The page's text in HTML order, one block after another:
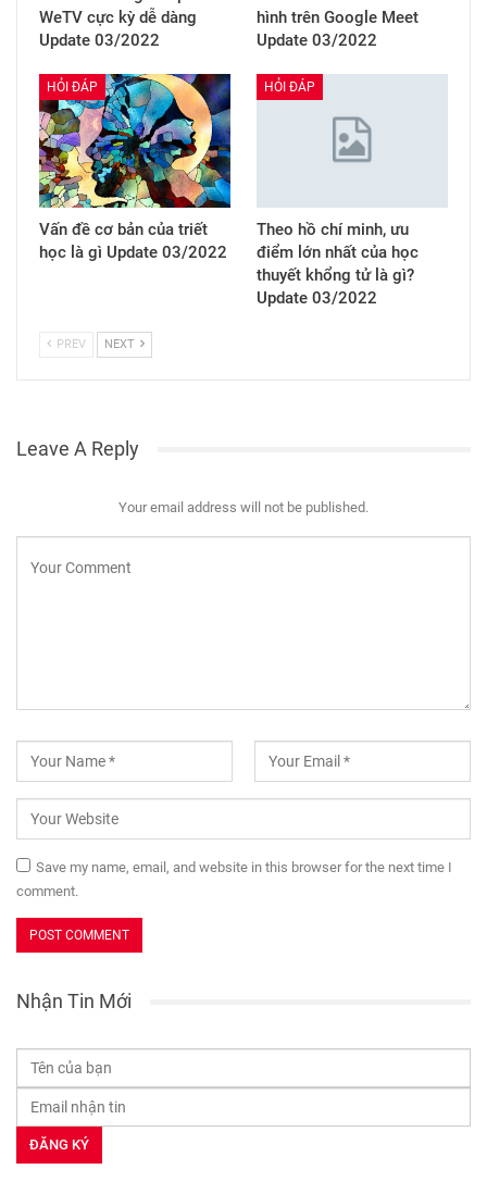
WeTV cực kỳ dễ dàng
Update 03/2022
hình trên Google Meet
Update 03/2022
HỎI ĐÁP
Vấn đề cơ bản của triết
học là gì Update 03/2022
HỎI ĐÁP
Theo hồ chí minh, ưu
điểm lớn nhất của học
thuyết khổng tử là gì?
Update 03/2022
PREV NEXT
Leave A Reply
Your email address will not be published.
Save my name, email, and website in this browser for the next time I
comment.
Nhận Tin Mới